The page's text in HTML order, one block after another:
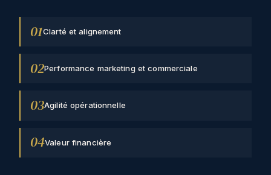
01Clarté et alignement
02Performance marketing et commerciale
03Agilité opérationnelle
04Valeur financière